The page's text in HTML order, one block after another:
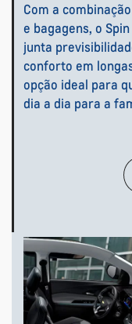
Com a
e bagagens, o
junta
conforto em
opção ideal para
dia a dia para a